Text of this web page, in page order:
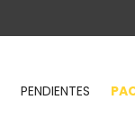
PENDIENTES